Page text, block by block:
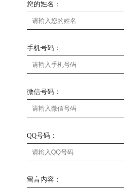
您的姓名：
手机号码：
微信号码：
QQ号码：
留言内容：